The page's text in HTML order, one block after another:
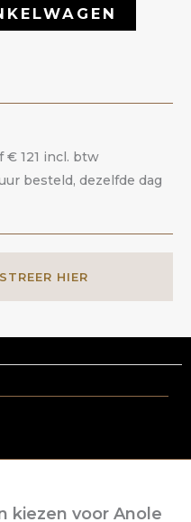
€ 121 incl. btw
besteld, dezelfde dag
HIER
kiezen voor Anole